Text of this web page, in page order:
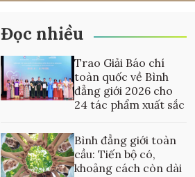
Đọc nhiều
Trao Giải Báo chí
toàn quốc về Bình
đẳng giới 2026 cho
24 tác phẩm xuất sắc
Bình đẳng giới toàn
cầu: Tiến bộ có,
khoảng cách còn dài